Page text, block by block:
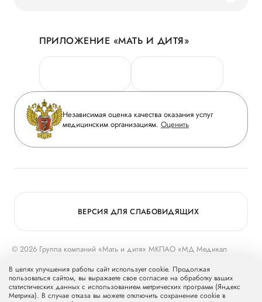
Новости
Руководство
Сотрудничество
Инвесторам
Журнал «Мать и дитя»
Вакансии
Медицинский туризм
Личный кабинет
Персональные данные
Горячая линия качества
Вопрос-ответ
Приложение пациента
Статьи
ПРИЛОЖЕНИЕ «МАТЬ И ДИТЯ»
Независимая оценка качества оказания услуг
медицинским организациям. Оценить
© 2026 Группа компаний «Мать и дитя» МКПАО «МД Медикал
Группу компаний «Мать и дитя».
ВЕРСИЯ ДЛЯ СЛАБОВИДЯЩИХ
В целях улучшения работы сайт использует cookie. Продолжая
пользоваться сайтом, вы выражаете свое согласие на обработку ваших
статистических данных с использованием метрических программ (Яндекс
Метрика). В случае отказа вы можете отключить сохранение cookie в